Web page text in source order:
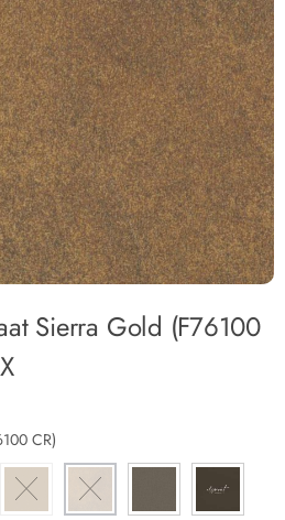
Sierra Gold (F76100
CR)